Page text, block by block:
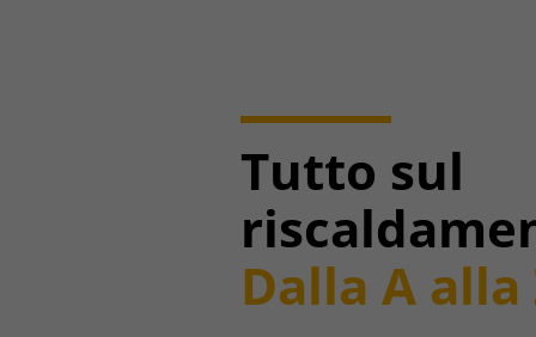
Tutto sul
Dalla A alla